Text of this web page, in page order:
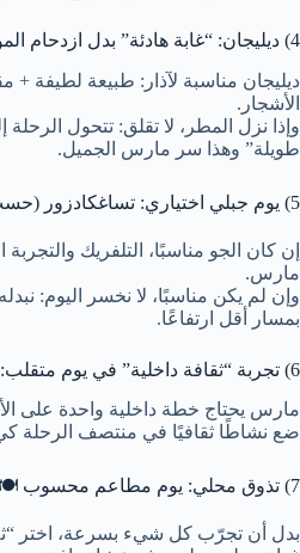
4) ديليجان: “غابة هادئة” بدل ازدحام الموسم 🌲
ديليجان مناسبة لآذار: طبيعة لطيفة +
الأشجار.
وإذا نزل المطر، لا تقلق: تتحول
طويلة” وهذا سر مارس الجميل.
5) يوم جبلي اختياري: تساغكادزور (حسب الطقس) 🏔️
إن كان الجو مناسبًا، التلفريك
مارس.
وإن لم يكن مناسبًا، لا نخسر اليوم:
بمسار أقل ارتفاعًا.
6) تجربة “ثقافة داخلية” في يوم متقلب: متحف/دار موسيقى 🎻
مارس يحتاج خطة داخلية واحدة على
ضع نشاطًا ثقافيًا في منتصف الرحلة
7) تذوق محلي: يوم مطاعم محسوب 🍽️
بدل أن تجرّب كل شيء بسرعة، اختر